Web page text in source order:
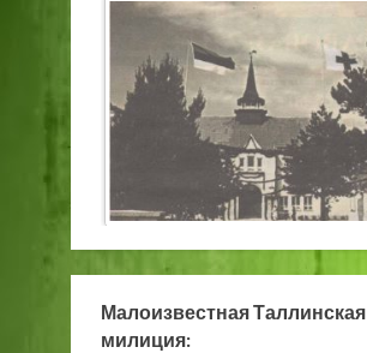
Малоизвестная Таллинская
милиция: